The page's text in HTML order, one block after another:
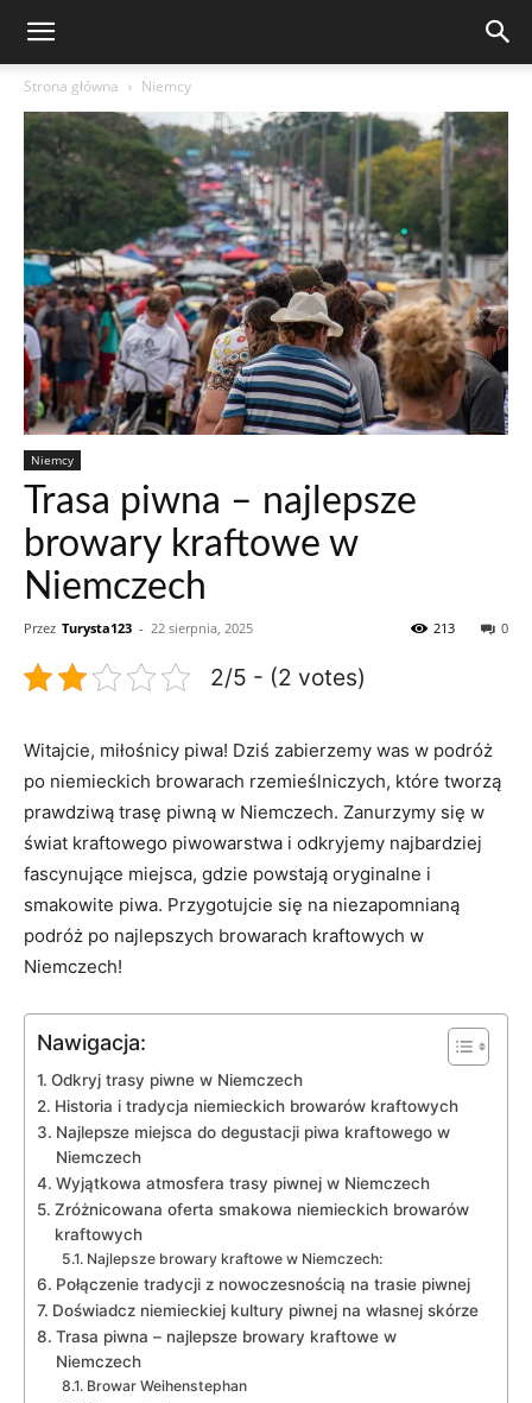
Strona główna Niemcy
Niemcy
Trasa piwna – najlepsze
browary kraftowe w
Niemczech
Przez Turysta123 - 22 sierpnia, 2025 0
213
2/5 - (2 votes)
Witajcie, miłośnicy piwa! Dziś zabierzemy was w podróż⁢
po niemieckich browarach‍ rzemieślniczych, które tworzą ​
prawdziwą trasę ⁣piwną w Niemczech. Zanurzymy się ⁢w
świat⁤ kraftowego piwowarstwa i odkryjemy⁣ najbardziej
fascynujące miejsca, gdzie powstają oryginalne i
smakowite piwa. ⁢Przygotujcie się ⁤na‌ niezapomnianą
podróż ‍po najlepszych browarach kraftowych w
Niemczech!
Nawigacja:
Odkryj ⁣trasy ⁣piwne w Niemczech
Historia i tradycja niemieckich browarów ⁤kraftowych
Najlepsze‌ miejsca do ‍degustacji piwa kraftowego ‌w
Niemczech
Wyjątkowa atmosfera trasy piwnej w⁢ Niemczech
Zróżnicowana oferta smakowa niemieckich browarów​
kraftowych
Najlepsze browary kraftowe w Niemczech:
Połączenie tradycji z nowoczesnością na trasie piwnej
Doświadcz niemieckiej kultury piwnej na własnej skórze
Trasa ‍piwna – najlepsze⁢ browary kraftowe w
Niemczech
Browar Weihenstephan